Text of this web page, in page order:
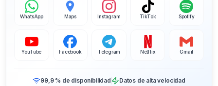
WhatsApp Maps Instagram TikTok Spotify
YouTube Facebook Telegram Netflix Gmail
99,9 % de disponibilidad Datos de alta velocidad